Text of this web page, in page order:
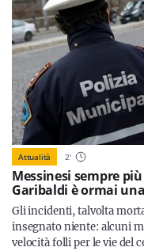
Attualità 2'
Messinesi sempre
Garibaldi è ormai
Gli incidenti, talvolta
insegnato niente: alcuni
velocità folli per le vie del